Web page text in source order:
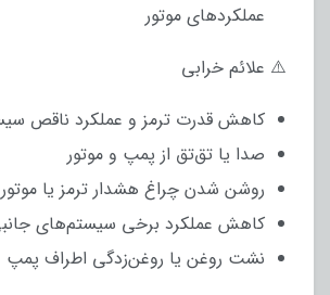
عملکردهای موتور
⚠️ علائم خرابی
کاهش قدرت ترمز و عملکرد ناقص
صدا یا تق‌تق از پمپ و موتور
روشن شدن چراغ هشدار ترمز یا موتور
کاهش عملکرد برخی سیستم‌های
نشت روغن یا روغن‌زدگی اطراف پمپ